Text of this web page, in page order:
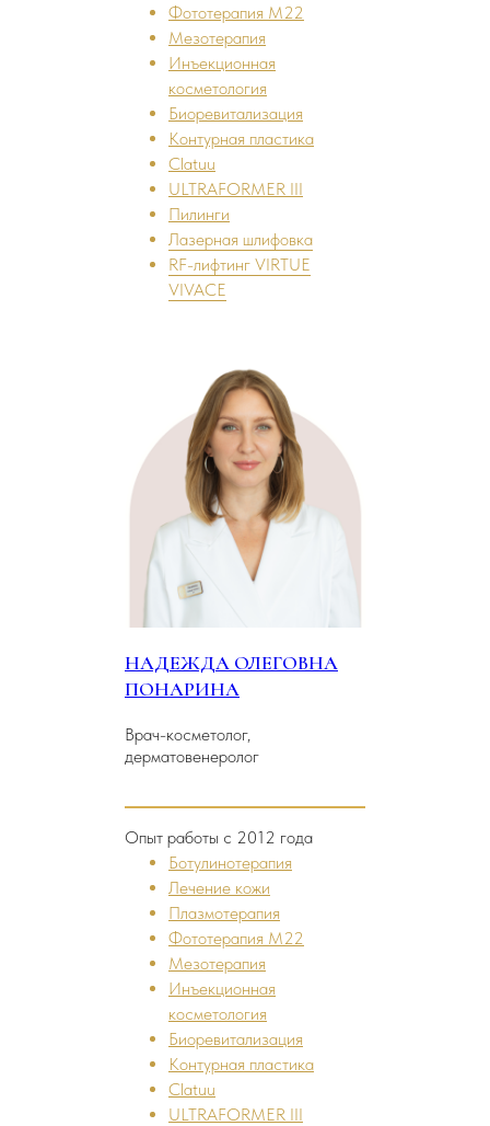
Фототерапия M22
Мезотерапия
Инъекционная
косметология
Биоревитализация
Контурная пластика
Clatuu
ULTRAFORMER III
Пилинги
Лазерная шлифовка
RF-лифтинг VIRTUE
VIVACE
НАДЕЖДА ОЛЕГОВНА
ПОНАРИНА
Врач-косметолог,
дерматовенеролог
Опыт работы с 2012 года
Ботулинотерапия
Лечение кожи
Плазмотерапия
Фототерапия M22
Мезотерапия
Инъекционная
косметология
Биоревитализация
Контурная пластика
Clatuu
ULTRAFORMER III